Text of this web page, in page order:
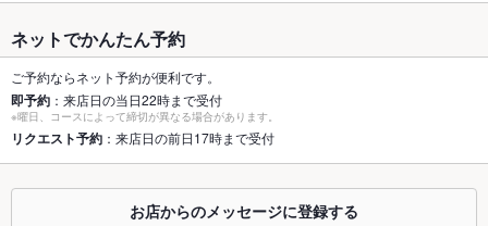
個室 なし
座敷 なし
掘りごたつ なし
カウンター なし
ネットでかんたん予約
ご予約ならネット予約が便利です。
即予約 ：来店日の当日22時まで受付
※曜日、コースによって締切が異なる場合があります。
リクエスト予約 ：来店日の前日17時まで受付
お店からのメッセージに登録する